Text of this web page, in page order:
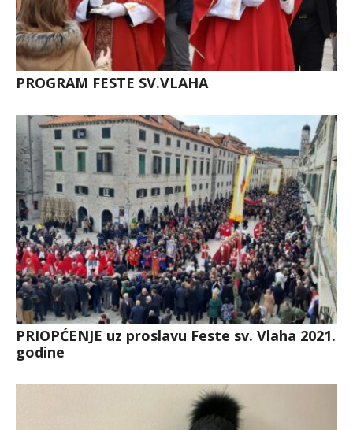
PROGRAM FESTE SV.VLAHA
PRIOPĆENJE uz proslavu Feste sv. Vlaha 2021.
godine